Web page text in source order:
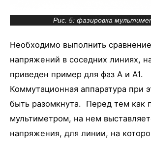
Рис. 5: фазировка
Необходимо выполнить
напряжений в соседних линиях,
приведен пример для фаз А и А1.
Коммутационная аппаратура при
быть разомкнута. Перед тем как
мультиметром, на нем
напряжения, для линии, на